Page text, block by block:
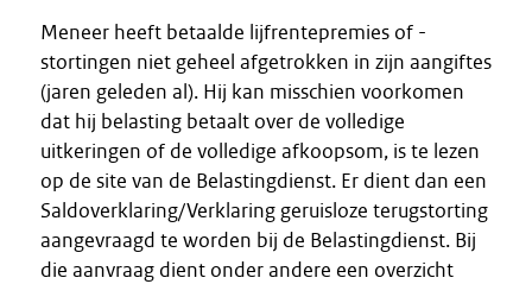
Meneer heeft betaalde lijfrentepremies of -
stortingen niet geheel afgetrokken in zijn aangiftes
(jaren geleden al). Hij kan misschien voorkomen
dat hij belasting betaalt over de volledige
uitkeringen of de volledige afkoopsom, is te lezen
op de site van de Belastingdienst. Er dient dan een
Saldoverklaring/Verklaring geruisloze terugstorting
aangevraagd te worden bij de Belastingdienst. Bij
die aanvraag dient onder andere een overzicht